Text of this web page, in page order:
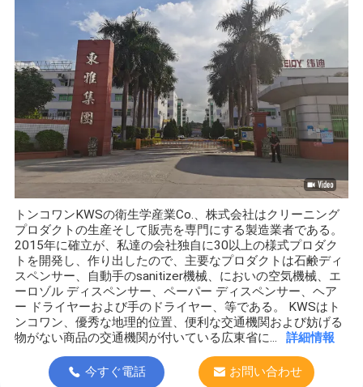
車のにおいの拡散器
エーロゾルの芳香剤ディスペンサー
自動touchless石鹸ディスペンサー
手動石鹸ディスペンサー
ペダルの衛生大箱
手のペーパー タオル ディスペンサー
香りの拡散器の精油
芳香のギフト セット
軽量のヘアー ドライヤー
壁に取り付けられた手のドライヤー
ホテルのためのアルミニウム香りの拡散器の精油500ml
トンコワンKWSの衛生学産業Co.、株式会社はクリーニング
プロダクトの生産そして販売を専門にする製造業者である。
2015年に確立が、私達の会社独自に30以上の様式プロダク
トを開発し、作り出したので、主要なプロダクトは石鹸ディ
スペンサー、自動手のsanitizer機械、においの空気機械、エ
ーロゾル ディスペンサー、ペーパー ディスペンサー、ヘア
ー ドライヤーおよび手のドライヤー、等である。 KWSはト
ンコワン、優秀な地理的位置、便利な交通機関および妨げる
物がない商品の交通機関が付いている広東省に...
詳細情報
今すぐ電話 お問い合わせ